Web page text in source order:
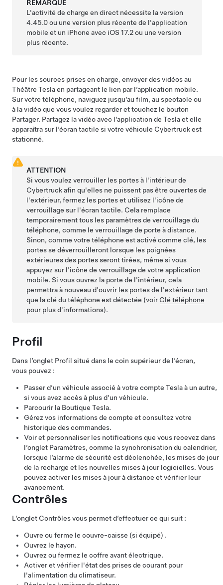
REMARQUE
L'activité de charge en direct nécessite la version
4.45.0 ou une version plus récente de l'application
mobile et un iPhone avec iOS 17.2 ou une version
plus récente.
Pour les sources prises en charge, envoyer des vidéos au
Théâtre Tesla en partageant le lien par l’application mobile.
Sur votre téléphone, naviguez jusqu’au film, au spectacle ou
à la vidéo que vous voulez regarder et touchez le bouton
Partager. Partagez la vidéo avec l’application de Tesla et elle
apparaîtra sur l’écran tactile si votre véhicule Cybertruckest
stationné.
ATTENTION
Si vous voulez verrouiller les portes à l'intérieur de
Cybertruckafin qu'elles ne puissent pas être ouvertes de
l'extérieur, fermez les portes et utilisez l'icône de
verrouillage sur l'écran tactile. Cela remplace
temporairement tous les paramètres de verrouillage du
téléphone, comme le verrouillage de porte à distance.
Sinon, comme votre téléphone est activé comme clé, les
portes se déverrouilleront lorsque les poignées
extérieures des portes seront tirées, même si vous
appuyez sur l'icône de verrouillage de votre application
mobile. Si vous ouvrez la porte de l'intérieur, cela
permettra à nouveau d'ouvrir les portes de l'extérieur tant
que la clé du téléphone est détectée (voir Clé téléphone
pour plus d'informations).
Profil
Dans l’onglet Profil situé dans le coin supérieur de l’écran,
vous pouvez :
Passer d’un véhicule associé à votre compte Tesla à un autre,
si vous avez accès à plus d’un véhicule.
Parcourir la Boutique Tesla.
Gérez vos informations de compte et consultez votre
historique des commandes.
Voir et personnaliser les notifications que vous recevez dans
l’onglet Paramètres, comme la synchronisation du calendrier,
lorsque l’alarme de sécurité est déclenchée, les mises de jour
de la recharge et les nouvelles mises à jour logicielles. Vous
pouvez activer les mises à jour à distance et vérifier leur
avancement.
Contrôles
L’onglet Contrôles vous permet d’effectuer ce qui suit :
Ouvre ou ferme le couvre-caisse (si équipé) .
Ouvrez le hayon.
Ouvrez ou fermez le coffre avant électrique.
Activer et vérifier l'état des prises de courant pour
l'alimentation du climatiseur.